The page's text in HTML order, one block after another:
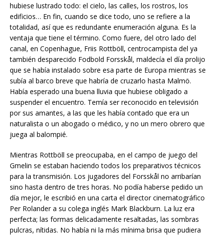
hubiese lustrado todo: el cielo, las calles, los rostros, los
edificios… En fin, cuando se dice todo, uno se refiere a la
totalidad, así que es redundante enumeración alguna. Es la
ventaja que tiene el término. Como fuere, del otro lado del
canal, en Copenhague, Friis Rottböll, centrocampista del ya
también desparecido Fodbold Forsskål, maldecía el día prolijo
que se había instalado sobre esa parte de Europa mientras se
subía al barco breve que habría de cruzarlo hasta Malmö.
Había esperado una buena lluvia que hubiese obligado a
suspender el encuentro. Temía ser reconocido en televisión
por sus amantes, a las que les había contado que era un
naturalista o un abogado o médico, y no un mero obrero que
juega al balompié.
Mientras Rottböll se preocupaba, en el campo de juego del
Gmelin se estaban haciendo todos los preparativos técnicos
para la transmisión. Los jugadores del Forsskål no arribarían
sino hasta dentro de tres horas. No podía haberse pedido un
día mejor, le escribió en una carta el director cinematográfico
Per Rolander a su colega inglés Mark Blackburn. La luz era
perfecta; las formas delicadamente resaltadas, las sombras
pulcras, nítidas. No había ni la más mínima brisa que pudiera